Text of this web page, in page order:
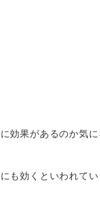
効果があるのか気
も効くといわれてい